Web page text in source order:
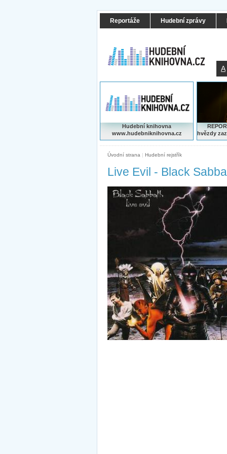
Reportáže Hudební zprávy
A
Hudební knihovna
www.hudebniknihovna.cz
hvězdy
Úvodní strana | Hudební rejstřík
Live Evil - Black